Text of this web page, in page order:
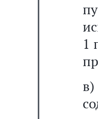
1